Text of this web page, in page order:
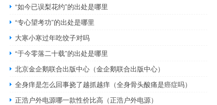
“如今已误梨花约”的出处是哪里
“专心望考功”的出处是哪里
大寒小寒过年吃饺子对吗
“于今零落二十载”的出处是哪里
北京金企鹅联合出版中心（金企鹅联合出版中心）
全身痒是怎么回事挠了越抓越痒（全身骨头酸痛是癌症吗）
正浩户外电源哪一款性价比高（正浩户外电源）